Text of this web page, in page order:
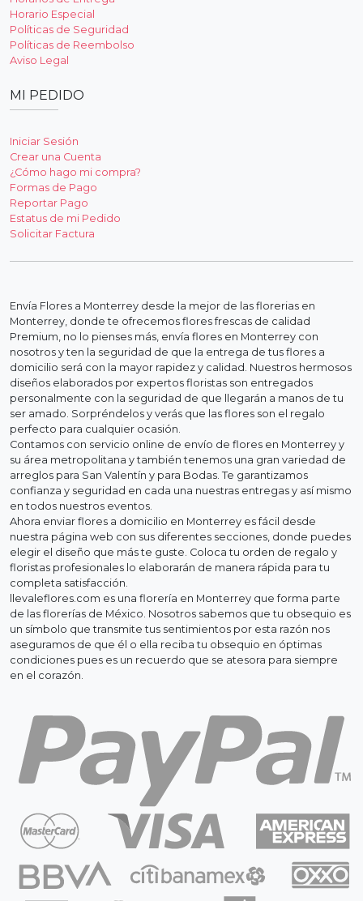
Horario Especial
Políticas de Seguridad
Políticas de Reembolso
Aviso Legal
MI PEDIDO
Iniciar Sesión
Crear una Cuenta
¿Cómo hago mi compra?
Formas de Pago
Reportar Pago
Estatus de mi Pedido
Solicitar Factura
Envía Flores a Monterrey desde la mejor de las florerias en
Monterrey, donde te ofrecemos flores frescas de calidad
Premium, no lo pienses más, envía flores en Monterrey con
nosotros y ten la seguridad de que la entrega de tus flores a
domicilio será con la mayor rapidez y calidad. Nuestros hermosos
diseños elaborados por expertos floristas son entregados
personalmente con la seguridad de que llegarán a manos de tu
ser amado. Sorpréndelos y verás que las flores son el regalo
perfecto para cualquier ocasión.
Contamos con servicio online de envío de flores en Monterrey y
su área metropolitana y también tenemos una gran variedad de
arreglos para San Valentín y para Bodas. Te garantizamos
confianza y seguridad en cada una nuestras entregas y así mismo
en todos nuestros eventos.
Ahora enviar flores a domicilio en Monterrey es fácil desde
nuestra página web con sus diferentes secciones, donde puedes
elegir el diseño que más te guste. Coloca tu orden de regalo y
floristas profesionales lo elaborarán de manera rápida para tu
completa satisfacción.
llevaleflores.com es una florería en Monterrey que forma parte
de las florerías de México. Nosotros sabemos que tu obsequio es
un símbolo que transmite tus sentimientos por esta razón nos
aseguramos de que él o ella reciba tu obsequio en óptimas
condiciones pues es un recuerdo que se atesora para siempre
en el corazón.